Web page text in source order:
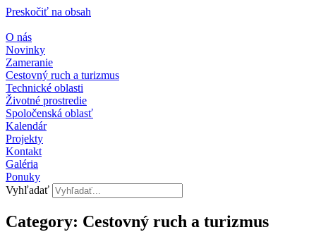
Preskočiť na obsah
O nás
Novinky
Zameranie
Cestovný ruch a turizmus
Technické oblasti
Životné prostredie
Spoločenská oblasť
Kalendár
Projekty
Kontakt
Galéria
Ponuky
Vyhľadať
Category: Cestovný ruch a turizmus